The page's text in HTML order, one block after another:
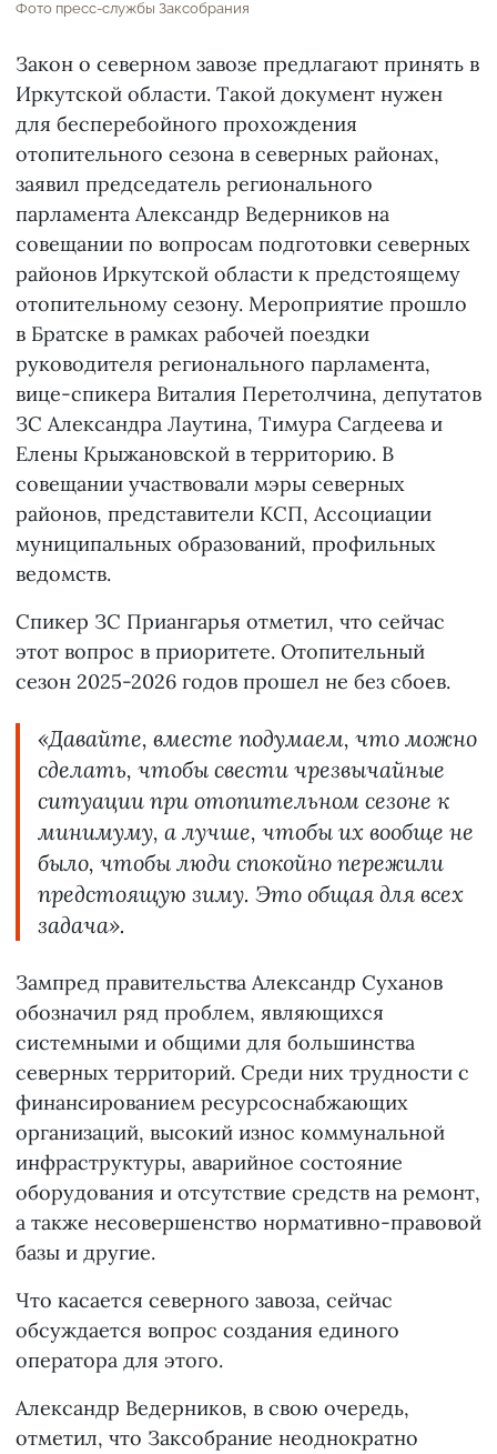
Фото пресс-службы Заксобрания
Закон о северном завозе предлагают принять в
Иркутской области. Такой документ нужен
для бесперебойного прохождения
отопительного сезона в северных районах,
заявил председатель регионального
парламента Александр Ведерников на
совещании по вопросам подготовки северных
районов Иркутской области к предстоящему
отопительному сезону. Мероприятие прошло
в Братске в рамках рабочей поездки
руководителя регионального парламента,
вице-спикера Виталия Перетолчина, депутатов
ЗС Александра Лаутина, Тимура Сагдеева и
Елены Крыжановской в территорию. В
совещании участвовали мэры северных
районов, представители КСП, Ассоциации
муниципальных образований, профильных
ведомств.
Спикер ЗС Приангарья отметил, что сейчас
этот вопрос в приоритете. Отопительный
сезон 2025-2026 годов прошел не без сбоев.
«Давайте, вместе подумаем, что можно
сделать, чтобы свести чрезвычайные
ситуации при отопительном сезоне к
минимуму, а лучше, чтобы их вообще не
было, чтобы люди спокойно пережили
предстоящую зиму. Это общая для всех
задача».
Зампред правительства Александр Суханов
обозначил ряд проблем, являющихся
системными и общими для большинства
северных территорий. Среди них трудности с
финансированием ресурсоснабжающих
организаций, высокий износ коммунальной
инфраструктуры, аварийное состояние
оборудования и отсутствие средств на ремонт,
а также несовершенство нормативно-правовой
базы и другие.
Что касается северного завоза, сейчас
обсуждается вопрос создания единого
оператора для этого.
Александр Ведерников, в свою очередь,
отметил, что Заксобрание неоднократно